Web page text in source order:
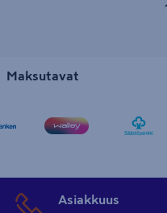
Maksutavat
Asiakkuus